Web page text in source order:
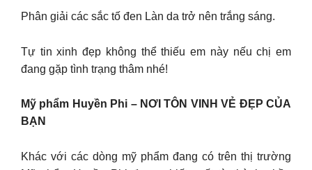
Phân giải các sắc tố đen Làn da trở nên trắng sáng.
Tự tin xinh đẹp không thể thiếu em này nếu chị em
đang gặp tình trạng thâm nhé!
Mỹ phẩm Huyền Phi – NƠI TÔN VINH VẺ ĐẸP CỦA
BẠN
Khác với các dòng mỹ phẩm đang có trên thị trường